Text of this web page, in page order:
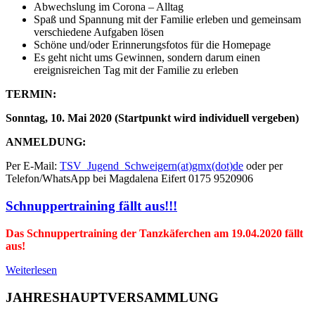
Abwechslung im Corona – Alltag
Spaß und Spannung mit der Familie erleben und gemeinsam
verschiedene Aufgaben lösen
Schöne und/oder Erinnerungsfotos für die Homepage
Es geht nicht ums Gewinnen, sondern darum einen
ereignisreichen Tag mit der Familie zu erleben
TERMIN:
Sonntag, 10. Mai 2020 (Startpunkt wird individuell vergeben)
ANMELDUNG:
Per E-Mail: TSV_Jugend_Schweigern(at)gmx(dot)de oder per
Telefon/WhatsApp bei Magdalena Eifert 0175 9520906
Schnuppertraining fällt aus!!!
Das Schnuppertraining der Tanzkäferchen am 19.04.2020 fällt
aus!
Weiterlesen
JAHRESHAUPTVERSAMMLUNG